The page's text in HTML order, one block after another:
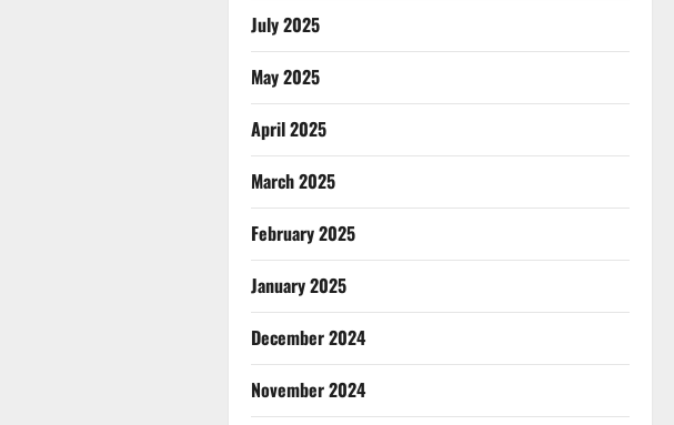
July 2025
May 2025
April 2025
March 2025
February 2025
January 2025
December 2024
November 2024